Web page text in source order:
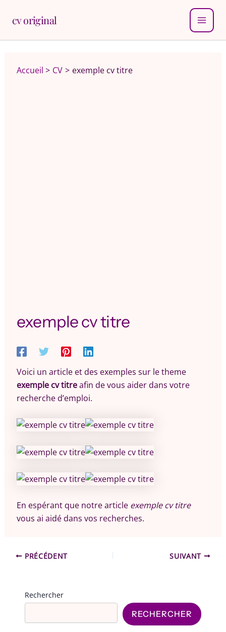
cv original
Accueil CV exemple cv titre
exemple cv titre
Voici un article et des exemples sur le theme
exemple cv titreafin de vous aider dans votre
recherche d’emploi.
En espérant que notre article exemple cv titre
vous ai aidé dans vos recherches.
PRÉCÉDENT SUIVANT
Rechercher
RECHERCHER